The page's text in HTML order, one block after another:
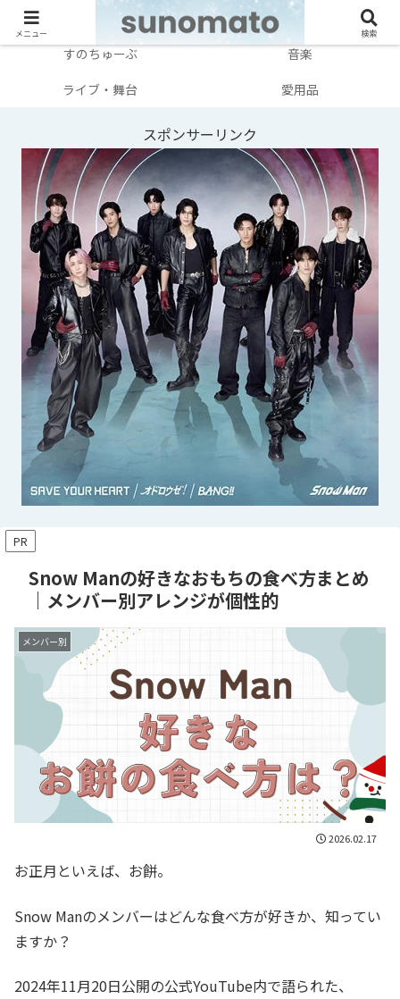
メンバー別
テレビ・映画
すのちゅーぶ
音楽
ライブ・舞台
愛用品
スポンサーリンク
PR
Snow Manの好きなおもちの食べ方まとめ
｜メンバー別アレンジが個性的
メンバー別
2026.02.17
お正月といえば、お餅。
Snow Manのメンバーはどんな食べ方が好きか、知ってい
ますか？
2024年11月20日公開の公式YouTube内で語られた、
メニュー 検索